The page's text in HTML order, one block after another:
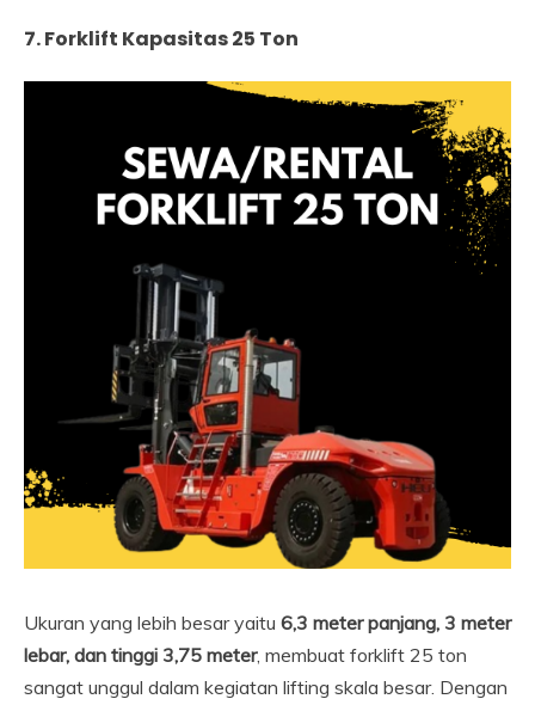
7. Forklift Kapasitas 25 Ton
Ukuran yang lebih besar yaitu 6,3 meter panjang, 3 meter
lebar, dan tinggi 3,75 meter, membuat forklift 25 ton
sangat unggul dalam kegiatan lifting skala besar. Dengan